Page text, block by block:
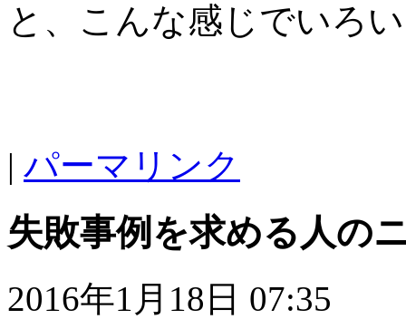
と、こんな感じでいろ
| パーマリンク
失敗事例を求める人の
2016年1月18日 07:35